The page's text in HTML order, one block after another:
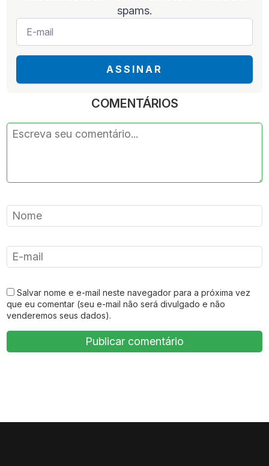
spams.
E-
mail
ASSINAR
COMENTÁRIOS
Salvar nome e e-mail neste navegador para a próxima vez
que eu comentar (seu e-mail não será divulgado e não
venderemos seus dados).